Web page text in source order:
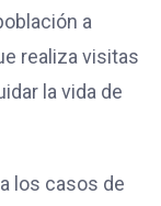
a
realiza visitas
la vida de
los casos de